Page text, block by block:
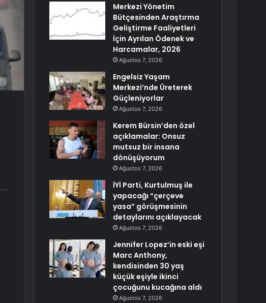
Merkezi Yönetim
Bütçesinden Araştırma
Geliştirme Faaliyetleri
İçin Ayrılan Ödenek ve
Harcamalar, 2026
Ağustos 7, 2026
Engelsiz Yaşam
Merkezi’nde Üreterek
Güçleniyorlar
Ağustos 7, 2026
Kerem Bürsin’den özel
açıklamalar: Onsuz
mutsuz bir insana
dönüşüyorum
Ağustos 7, 2026
İYİ Parti, Kurtulmuş ile
yapacağı “çerçeve
yasa” görüşmesinin
detaylarını açıklayacak
Ağustos 7, 2026
Jennifer Lopez’in eski eşi
Marc Anthony,
kendisinden 30 yaş
küçük eşiyle ikinci
çocuğunu kucağına aldı
Ağustos 7, 2026